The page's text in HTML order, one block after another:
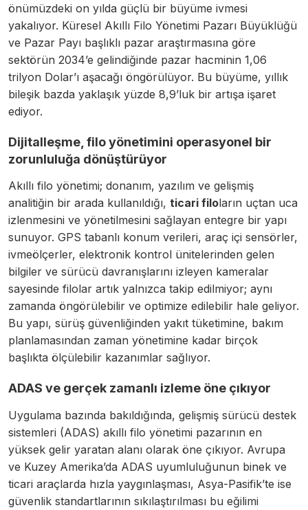
önümüzdeki on yılda güçlü bir büyüme ivmesi
yakalıyor. Küresel Akıllı Filo Yönetimi Pazarı Büyüklüğü
ve Pazar Payı başlıklı pazar araştırmasına göre
sektörün 2034’e gelindiğinde pazar hacminin 1,06
trilyon Dolar’ı aşacağı öngörülüyor. Bu büyüme, yıllık
bileşik bazda yaklaşık yüzde 8,9’luk bir artışa işaret
ediyor.
Dijitalleşme, filo yönetimini operasyonel bir
zorunluluğa dönüştürüyor
Akıllı filo yönetimi; donanım, yazılım ve gelişmiş
analitiğin bir arada kullanıldığı, ticari filoların uçtan uca
izlenmesini ve yönetilmesini sağlayan entegre bir yapı
sunuyor. GPS tabanlı konum verileri, araç içi sensörler,
ivmeölçerler, elektronik kontrol ünitelerinden gelen
bilgiler ve sürücü davranışlarını izleyen kameralar
sayesinde filolar artık yalnızca takip edilmiyor; aynı
zamanda öngörülebilir ve optimize edilebilir hale geliyor.
Bu yapı, sürüş güvenliğinden yakıt tüketimine, bakım
planlamasından zaman yönetimine kadar birçok
başlıkta ölçülebilir kazanımlar sağlıyor.
ADAS ve gerçek zamanlı izleme öne çıkıyor
Uygulama bazında bakıldığında, gelişmiş sürücü destek
sistemleri (ADAS) akıllı filo yönetimi pazarının en
yüksek gelir yaratan alanı olarak öne çıkıyor. Avrupa
ve Kuzey Amerika’da ADAS uyumluluğunun binek ve
ticari araçlarda hızla yaygınlaşması, Asya-Pasifik’te ise
güvenlik standartlarının sıkılaştırılması bu eğilimi